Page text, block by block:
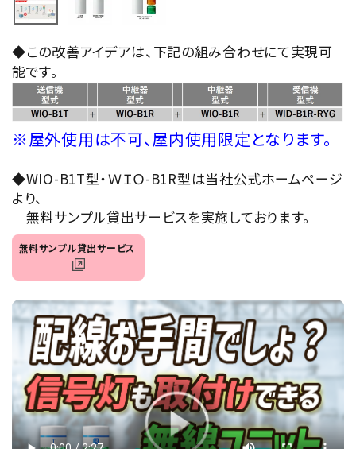
光音一体型
音/音声
LED照明
センサ機器
散光式警光灯
オプション
補修パーツ
ガイドライン
パトライトカタログ
◆この改善アイデアは、下記の組み合わせにて実現可
能です。
※屋外使用は不可、屋内使用限定となります。
◆WIO-B1T型・ＷＩＯ-B1R型は当社公式ホームページ
より、
無料サンプル貸出サービスを実施しております。
無料サンプル貸出サービス